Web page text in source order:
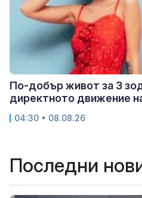
По-добър живот за 3
директното движение
04:30 • 08.08.26
Последни